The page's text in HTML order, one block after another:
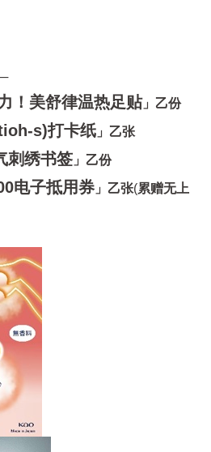
！美舒律温热足贴」乙份
s)打卡纸 」 乙张
刺绣书签 」乙份
电子抵用券 」 乙张(累赠无上